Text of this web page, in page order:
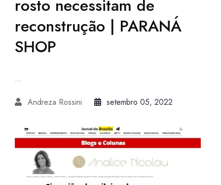
rosto necessitam de
reconstrução | PARANÁ
SHOP
...
Andreza Rossini setembro 05, 2022